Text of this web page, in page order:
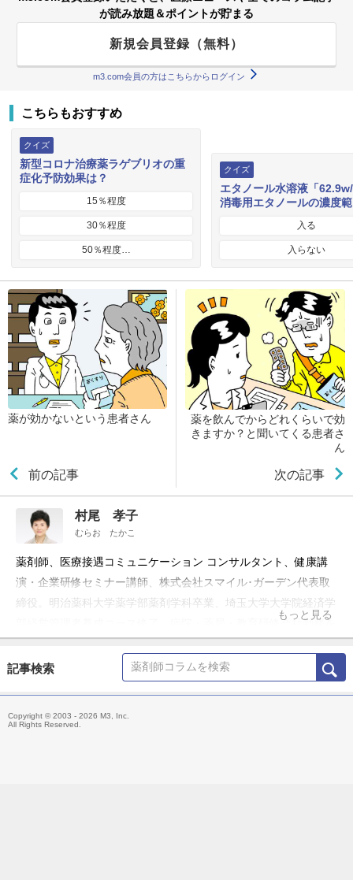
が読み放題＆ポイントが貯まる
新規会員登録（無料）
m3.com会員の方はこちらからログイン
こちらもおすすめ
クイズ
新型コロナ治療薬ラゲブリオの重
症化予防効果は？
15％程度
30％程度
50％程度…
クイズ
エタノール水溶液「
消毒用エタノールの濃度
入る
入らない
薬が効かないという患者さん
前の記事
薬を飲んでからどれくらいで効
きますか？と聞いてくる患者さ
ん
次の記事
村尾 孝子
むらお たかこ
薬剤師、医療接遇コミュニケーション コンサルタント、健康講
演・企業研修セミナー講師、株式会社スマイル･ガーデン代表取
締役。明治薬科大学薬学部薬剤学科卒業、埼玉大学大学院経済学
部経営管理者養成コース修了、病院・薬局・教育研修会社勤務を
もっと見る
記事検索
Copyright © 2003 - 2026 M3, Inc.
All Rights Reserved.